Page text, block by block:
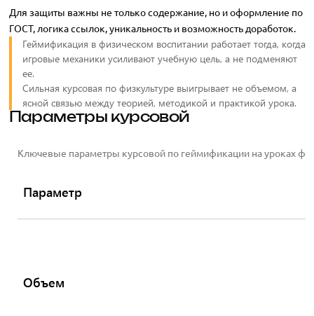
Для защиты важны не только содержание, но и оформление по
ГОСТ, логика ссылок, уникальность и возможность доработок.
Геймификация в физическом воспитании работает тогда, когда
игровые механики усиливают учебную цель, а не подменяют
ее.
Сильная курсовая по физкультуре выигрывает не объемом, а
ясной связью между теорией, методикой и практикой урока.
Параметры курсовой
Ключевые параметры курсовой по геймификации на уроках
Параметр
Объем